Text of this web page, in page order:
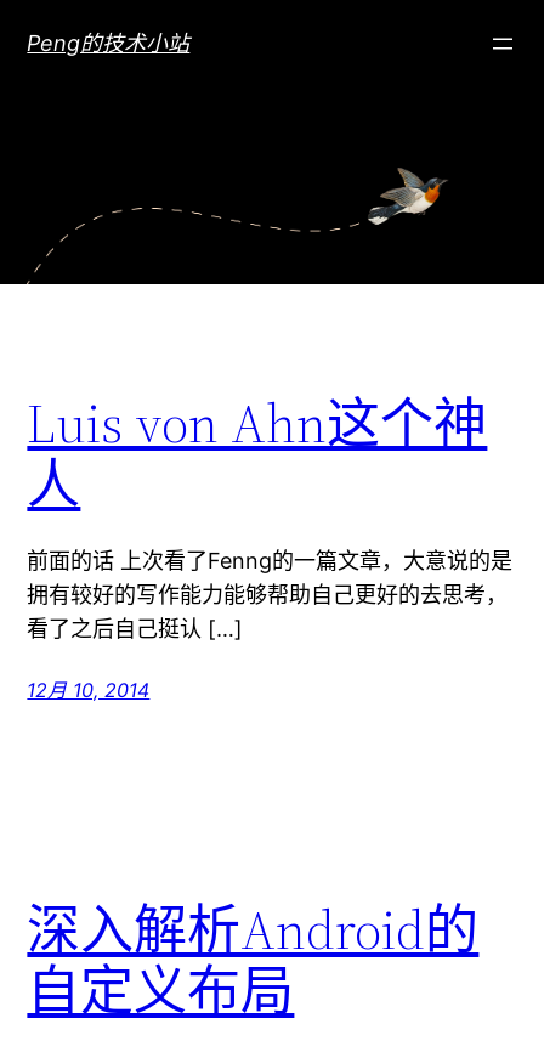
Peng的技术小站
Luis von Ahn这个神
人
前面的话 上次看了Fenng的一篇文章，大意说的是
拥有较好的写作能力能够帮助自己更好的去思考，
看了之后自己挺认 […]
12月 10, 2014
深入解析Android的
自定义布局